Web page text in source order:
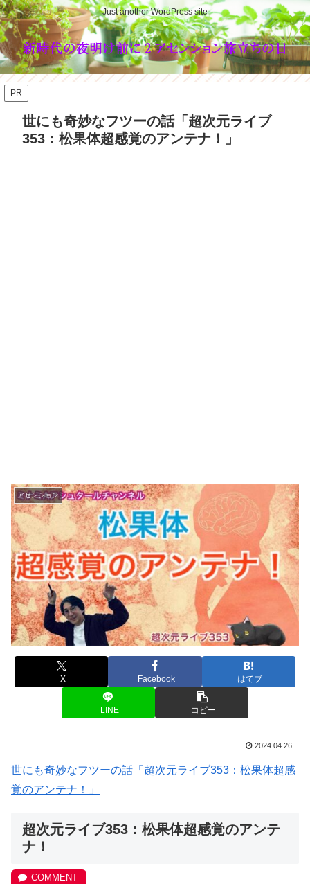
Just another WordPress site
PR
世にも奇妙なフツーの話「超次元ライブ
353：松果体超感覚のアンテナ！」
アセンション
X Facebook はてブ
LINE コピー
2024.04.26
世にも奇妙なフツーの話「超次元ライブ353：松果体超感
覚のアンテナ！」
超次元ライブ353：松果体超感覚のアンテ
ナ！